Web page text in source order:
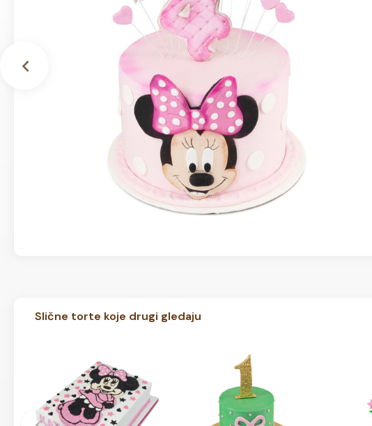
Slične torte koje drugi gledaju